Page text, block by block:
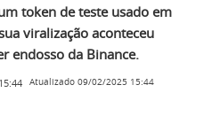
token de teste usado em
viralização aconteceu
endosso da Binance.
Atualizado 09/02/2025 15:44